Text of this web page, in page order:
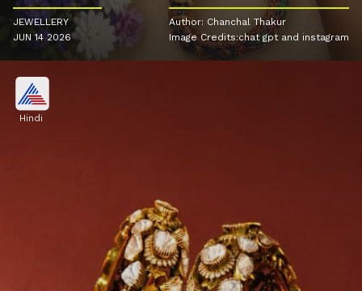
JEWELLERY
JUN 14 2026
Author: Chanchal Thakur
Image Credits:chat gpt and instagram
Hindi